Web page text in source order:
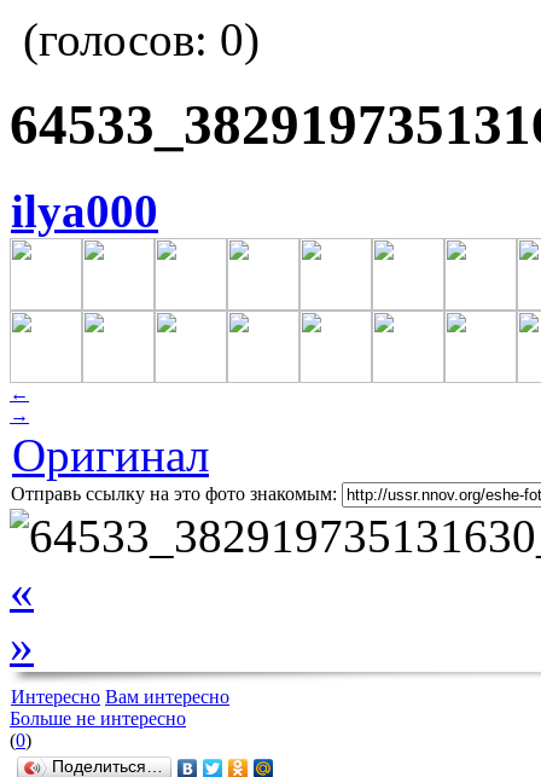
(голосов: 0)
ilya000
←
→
Оригинал
Отправь ссылку на это фото знакомым:
«
»
Интересно Вам интересно
Больше не интересно
(0)
Поделиться…